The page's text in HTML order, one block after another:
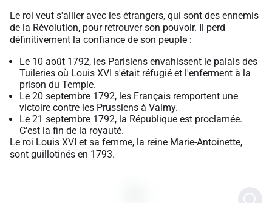
Le roi veut s'allier avec les étrangers, qui sont des ennemis
de la Révolution, pour retrouver son pouvoir. Il perd
définitivement la confiance de son peuple :
Le 10 août 1792, les Parisiens envahissent le palais des
Tuileries où Louis XVI s'était réfugié et l'enferment à la
prison du Temple.
Le 20 septembre 1792, les Français remportent une
victoire contre les Prussiens à Valmy.
Le 21 septembre 1792, la République est proclamée.
C'est la fin de la royauté.
Le roi Louis XVI et sa femme, la reine Marie-Antoinette,
sont guillotinés en 1793.